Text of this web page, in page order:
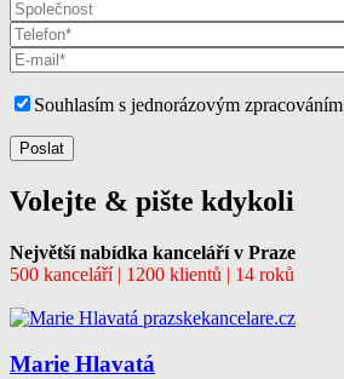
Souhlasím s jednorázovým zpracováním
Volejte & pište kdykoli
Největší nabídka kanceláří v Praze
500 kanceláří | 1200 klientů | 14 roků
Marie Hlavatá